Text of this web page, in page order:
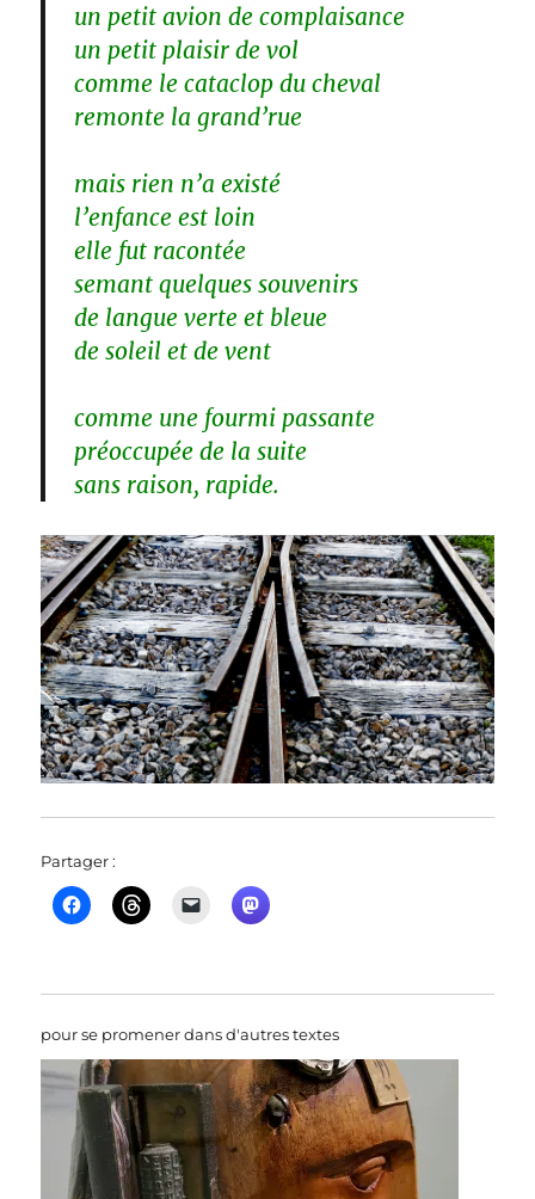
un petit avion de complaisance
un petit plaisir de vol
comme le cataclop du cheval
remonte la grand’rue
mais rien n’a existé
l’enfance est loin
elle fut racontée
semant quelques souvenirs
de langue verte et bleue
de soleil et de vent
comme une fourmi passante
préoccupée de la suite
sans raison, rapide.
Partager :
pour se promener dans d'autres textes